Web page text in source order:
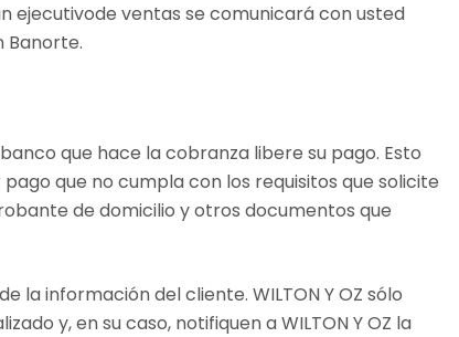
ejecutivode ventas se comunicará con usted
Banorte.
que hace la cobranza libere su pago. Esto
que no cumpla con los requisitos que solicite
de domicilio y otros documentos que
la información del cliente. WILTON Y OZ sólo
y, en su caso, notifiquen a WILTON Y OZ la